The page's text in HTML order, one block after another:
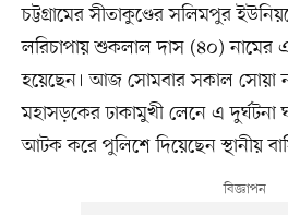
চট্টগ্রামের সীতাকুণ্ডের সলিমপুর
লরিচাপায় শুকলাল দাস (৪০) নামের
হয়েছেন। আজ সোমবার সকাল সোয়া
মহাসড়কের ঢাকামুখী লেনে এ
আটক করে পুলিশে দিয়েছেন স্থানীয়